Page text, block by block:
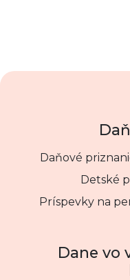
Daňové
Detské
Príspevky na
Dane vo